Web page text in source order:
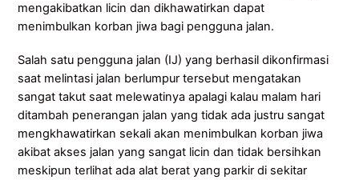
mengakibatkan licin dan dikhawatirkan dapat
menimbulkan korban jiwa bagi pengguna jalan.
Salah satu pengguna jalan (IJ) yang berhasil dikonfirmasi
saat melintasi jalan berlumpur tersebut mengatakan
sangat takut saat melewatinya apalagi kalau malam hari
ditambah penerangan jalan yang tidak ada justru sangat
mengkhawatirkan sekali akan menimbulkan korban jiwa
akibat akses jalan yang sangat licin dan tidak bersihkan
meskipun terlihat ada alat berat yang parkir di sekitar